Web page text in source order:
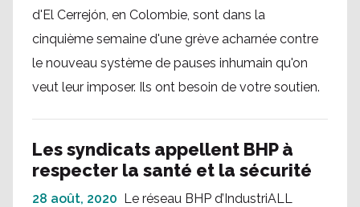
d'El Cerrejón, en Colombie, sont dans la
cinquième semaine d'une grève acharnée contre
le nouveau système de pauses inhumain qu'on
veut leur imposer. Ils ont besoin de votre soutien.
Les syndicats appellent BHP à
respecter la santé et la sécurité
28 août, 2020 Le réseau BHP d’IndustriALL